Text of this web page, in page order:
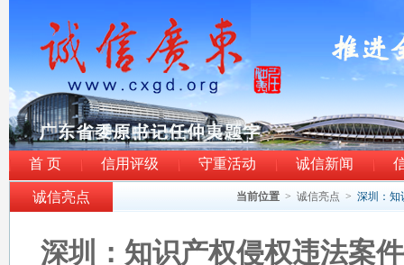
首 页 信用评级 守重活动 诚信新闻
诚信亮点 当前位置 > 诚信亮点 > 深圳：知
深圳：知识产权侵权违法案